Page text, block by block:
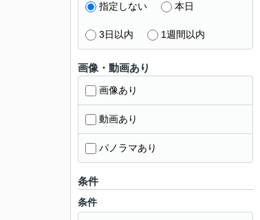
指定しない 本日
3日以内 1週間以内
画像・動画あり
画像あり
動画あり
パノラマあり
条件
条件